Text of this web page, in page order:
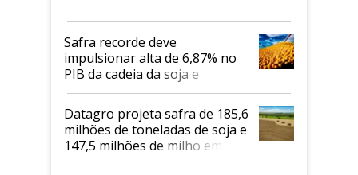
Safra recorde deve
impulsionar alta de 6,87% no
PIB da cadeia da soja e
biodiesel em 2026
Datagro projeta safra de 185,6
milhões de toneladas de soja e
147,5 milhões de milho em
2026/27